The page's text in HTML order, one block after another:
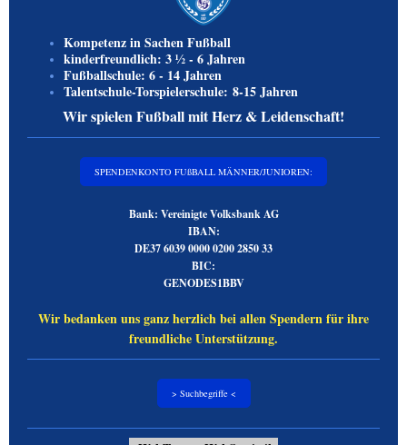
Kompetenz in Sachen Fußball
kinderfreundlich: 3 ½ - 6 Jahren
Fußballschule: 6 - 14 Jahren
Talentschule-Torspielerschule: 8-15 Jahren
Wir spielen Fußball mit Herz & Leidenschaft!
SPENDENKONTO FUßBALL MÄNNER/JUNIOREN:
Bank: Vereinigte Volksbank AG
IBAN:
DE37 6039 0000 0200 2850 33
BIC:
GENODES1BBV
Wir bedanken uns ganz herzlich bei allen Spendern für ihre
freundliche Unterstützung.
> Suchbegriffe <